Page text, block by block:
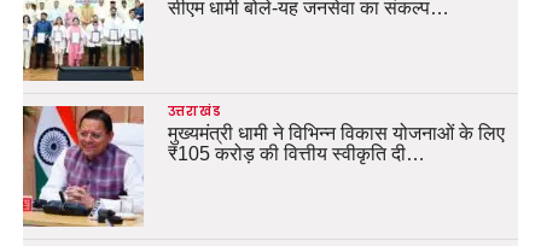
सीएम धामी बोले-यह जनसेवा का संकल्प…
उत्तराखंड
मुख्यमंत्री धामी ने विभिन्न विकास योजनाओं के लिए
₹105 करोड़ की वित्तीय स्वीकृति दी…